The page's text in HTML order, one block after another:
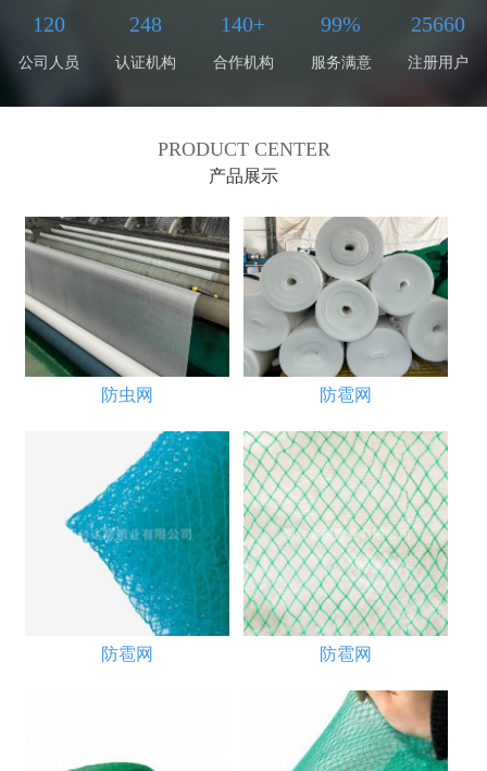
120
公司人员
248
认证机构
140+
合作机构
99%
服务满意
25660
注册用户
PRODUCT CENTER
产品展示
防虫网 防雹网
防雹网 防雹网